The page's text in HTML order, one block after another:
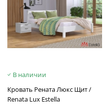
В наличии
Кровать Рената Люкс Щит /
Renata Lux Estella